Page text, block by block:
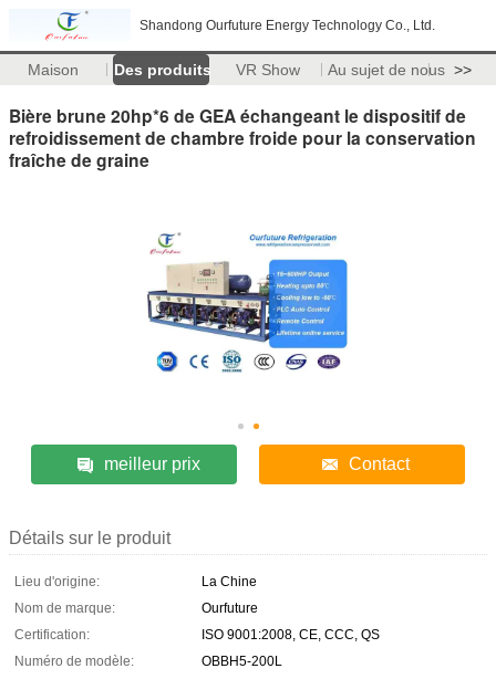
Shandong Ourfuture Energy Technology Co., Ltd.
Maison Des produits VR Show Au sujet de nous >>
Bière brune 20hp*6 de GEA échangeant le dispositif de
refroidissement de chambre froide pour la conservation
fraîche de graine
meilleur prix Contact
Détails sur le produit
Lieu d'origine:
La Chine
Nom de marque:
Ourfuture
Certification:
ISO 9001:2008, CE, CCC, QS
Numéro de modèle:
OBBH5-200L